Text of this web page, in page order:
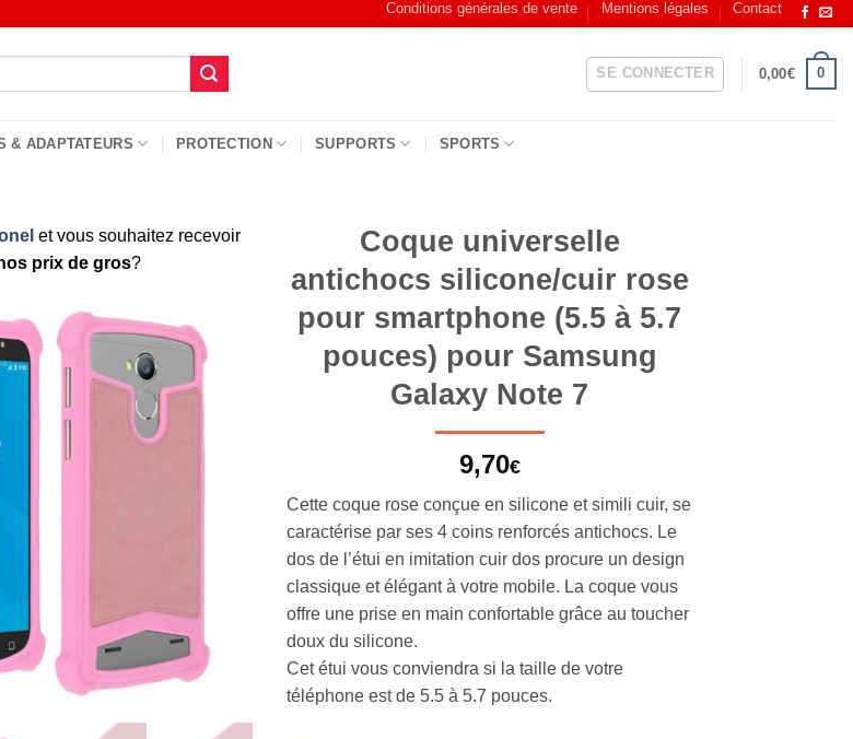
Conditions générales de vente Mentions légales Contact
SE CONNECTER 0,00€ 0
& ADAPTATEURS PROTECTION SUPPORTS SPORTS
et vous souhaitez recevoir
prix de gros?
Coque universelle
antichocs silicone/cuir rose
pour smartphone (5.5 à 5.7
pouces) pour Samsung
Galaxy Note 7
9,70€
Cette coque rose conçue en silicone et simili cuir, se
caractérise par ses 4 coins renforcés antichocs. Le
dos de l’étui en imitation cuir dos procure un design
classique et élégant à votre mobile. La coque vous
offre une prise en main confortable grâce au toucher
doux du silicone.
Cet étui vous conviendra si la taille de votre
téléphone est de 5.5 à 5.7 pouces.